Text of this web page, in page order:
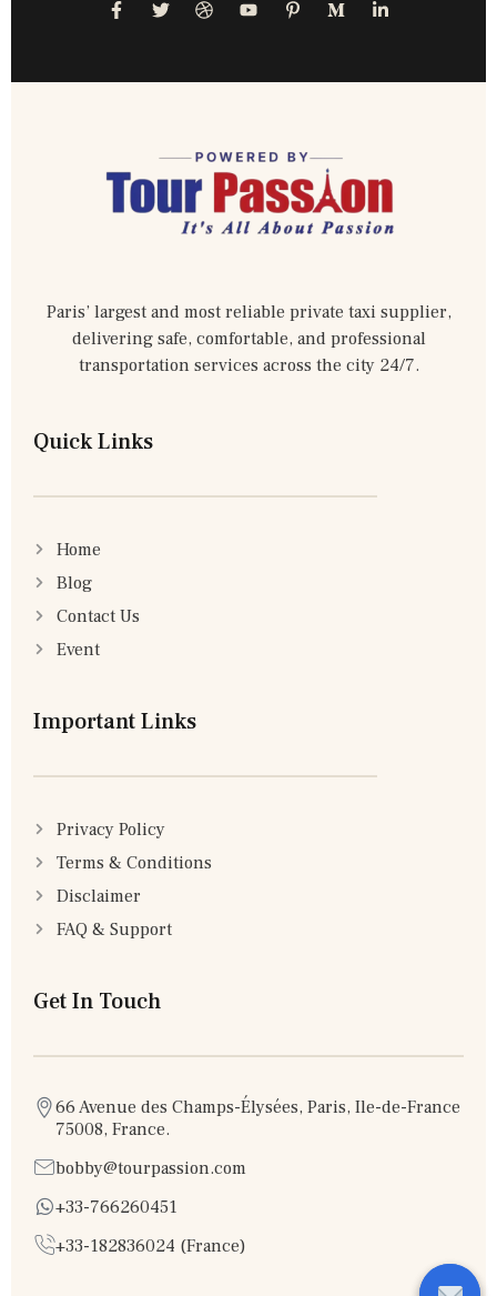
Paris’ largest and most reliable private taxi supplier,
delivering safe, comfortable, and professional
transportation services across the city 24/7.
Quick Links
Home
Blog
Contact Us
Event
Important Links
Privacy Policy
Terms & Conditions
Disclaimer
FAQ & Support
Get In Touch
66 Avenue des Champs-Élysées, Paris, Ile-de-France
75008, France.
bobby@tourpassion.com
+33-766260451
+33-182836024 (France)